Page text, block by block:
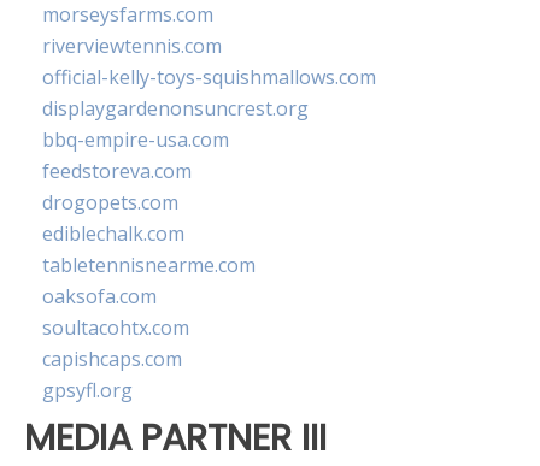
morseysfarms.com
riverviewtennis.com
official-kelly-toys-squishmallows.com
displaygardenonsuncrest.org
bbq-empire-usa.com
feedstoreva.com
drogopets.com
ediblechalk.com
tabletennisnearme.com
oaksofa.com
soultacohtx.com
capishcaps.com
gpsyfl.org
MEDIA PARTNER III